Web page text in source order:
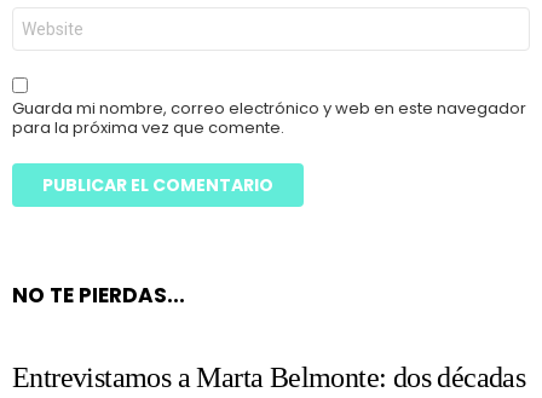
Web
Guarda mi nombre, correo electrónico y web en este navegador
para la próxima vez que comente.
NO TE PIERDAS...
Entrevistamos a Marta Belmonte: dos décadas